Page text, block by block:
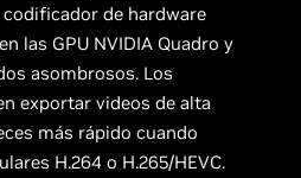
de hardware
las GPU NVIDIA Quadro y
asombrosos. Los
exportar videos de alta
más rápido cuando
H.264 o H.265/HEVC.